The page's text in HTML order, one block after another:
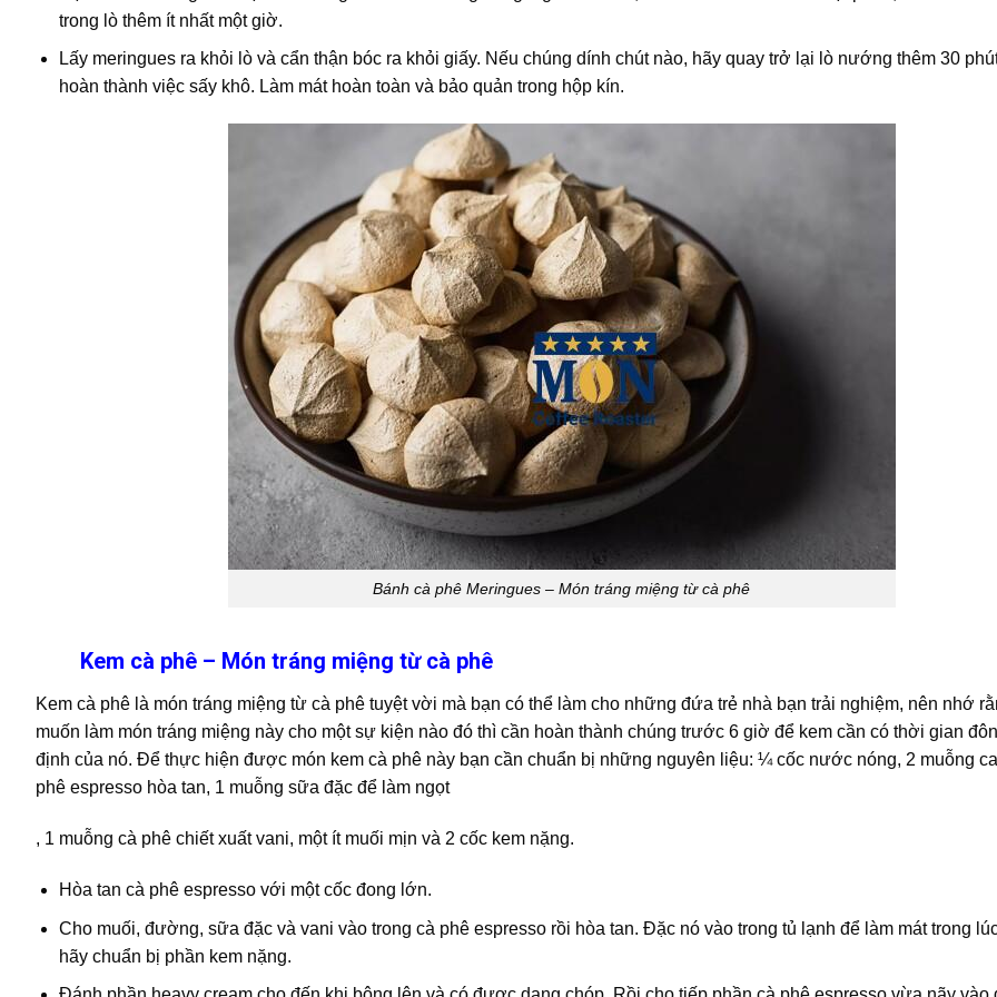
trong lò thêm ít nhất một giờ.
Lấy meringues ra khỏi lò và cẩn thận bóc ra khỏi giấy. Nếu chúng dính chút nào, hãy quay trở lại lò nướng thêm 30
hoàn thành việc sấy khô. Làm mát hoàn toàn và bảo quản trong hộp kín.
Bánh cà phê Meringues – Món tráng miệng từ cà phê
Kem cà phê – Món tráng miệng từ cà phê
Kem cà phê là món tráng miệng từ cà phê tuyệt vời mà bạn có thể làm cho những đứa trẻ nhà bạn trải nghiệm, nên nhớ
muốn làm món tráng miệng này cho một sự kiện nào đó thì cần hoàn thành chúng trước 6 giờ để kem cần có thời gian
định của nó. Để thực hiện được món kem cà phê này bạn cần chuẩn bị những nguyên liệu: ¼ cốc nước nóng, 2 muỗng
phê espresso hòa tan, 1 muỗng sữa đặc để làm ngọt
, 1 muỗng cà phê chiết xuất vani, một ít muối mịn và 2 cốc kem nặng.
Hòa tan cà phê espresso với một cốc đong lớn.
Cho muối, đường, sữa đặc và vani vào trong cà phê espresso rồi hòa tan. Đặc nó vào trong tủ lạnh để làm mát trong
hãy chuẩn bị phần kem nặng.